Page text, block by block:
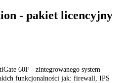
- pakiet licencyjny
60F - zintegrowanego system
funkcjonalności jak: firewall, IPS